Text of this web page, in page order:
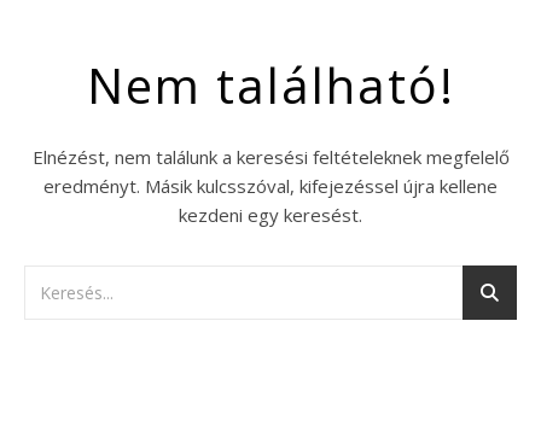
Nem található!
Elnézést, nem találunk a keresési feltételeknek megfelelő
eredményt. Másik kulcsszóval, kifejezéssel újra kellene
kezdeni egy keresést.